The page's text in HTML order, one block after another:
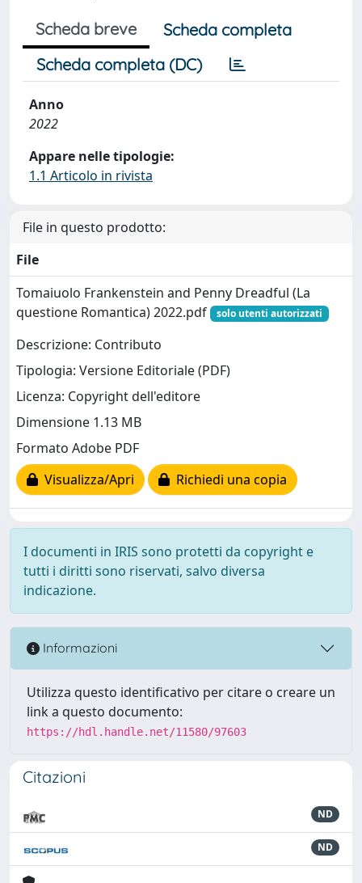
Scheda breve
Scheda completa
Scheda completa (DC)
Anno
2022
Appare nelle tipologie:
1.1 Articolo in rivista
File in questo prodotto:
File
Tomaiuolo Frankenstein and Penny Dreadful (La
questione Romantica) 2022.pdf
solo utenti autorizzati
Descrizione: Contributo
Tipologia: Versione Editoriale (PDF)
Licenza: Copyright dell'editore
Dimensione 1.13 MB
Formato Adobe PDF
Visualizza/Apri
Richiedi una copia
I documenti in IRIS sono protetti da copyright e
tutti i diritti sono riservati, salvo diversa
indicazione.
Informazioni
Utilizza questo identificativo per citare o creare un
link a questo documento:
https://hdl.handle.net/11580/97603
Citazioni
ND
ND